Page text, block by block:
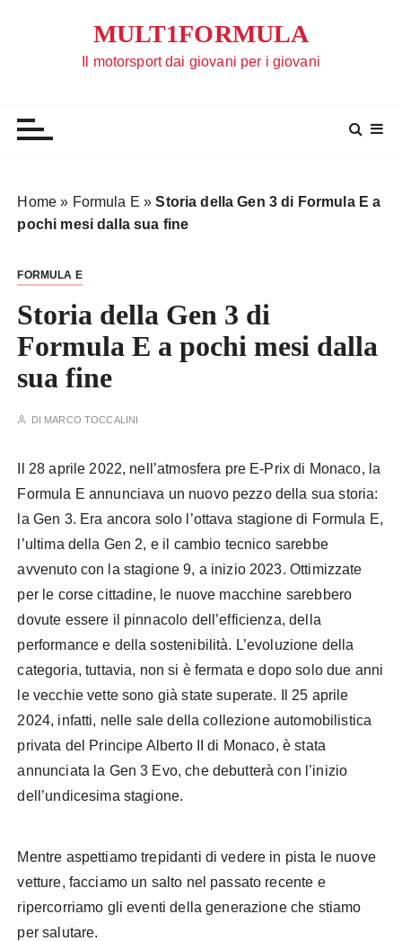
MULT1FORMULA
Il motorsport dai giovani per i giovani
Home » Formula E »Storia della Gen 3 di Formula E a
pochi mesi dalla sua fine
FORMULA E
Storia della Gen 3 di
Formula E a pochi mesi dalla
sua fine
DI MARCO TOCCALINI
Il 28 aprile 2022, nell’atmosfera pre E-Prix di Monaco, la
Formula E annunciava un nuovo pezzo della sua storia:
la Gen 3. Era ancora solo l’ottava stagione di Formula E,
l’ultima della Gen 2, e il cambio tecnico sarebbe
avvenuto con la stagione 9, a inizio 2023. Ottimizzate
per le corse cittadine, le nuove macchine sarebbero
dovute essere il pinnacolo dell’efficienza, della
performance e della sostenibilità. L’evoluzione della
categoria, tuttavia, non si è fermata e dopo solo due anni
le vecchie vette sono già state superate. Il 25 aprile
2024, infatti, nelle sale della collezione automobilistica
privata del Principe Alberto II di Monaco, è stata
annunciata la Gen 3 Evo, che debutterà con l’inizio
dell’undicesima stagione.
Mentre aspettiamo trepidanti di vedere in pista le nuove
vetture, facciamo un salto nel passato recente e
ripercorriamo gli eventi della generazione che stiamo
per salutare.